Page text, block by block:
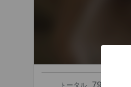
トータル 79杯